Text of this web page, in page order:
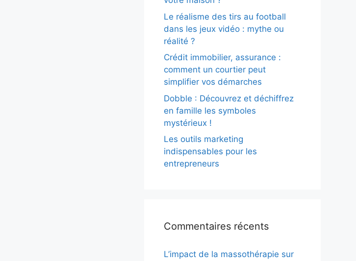
Le réalisme des tirs au football
dans les jeux vidéo : mythe ou
réalité ?
Crédit immobilier, assurance :
comment un courtier peut
simplifier vos démarches
Dobble : Découvrez et déchiffrez
en famille les symboles
mystérieux !
Les outils marketing
indispensables pour les
entrepreneurs
Commentaires récents
L’impact de la massothérapie sur